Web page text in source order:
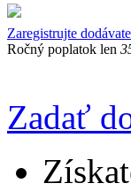
Zaregistrujte
Ročný poplatok len
Zadať